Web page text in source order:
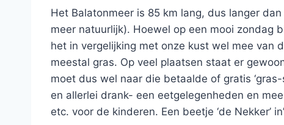
Het Balatonmeer is 85 km lang, dus langer
meer natuurlijk). Hoewel op een mooi zondag
het in vergelijking met onze kust wel mee van
meestal gras. Op veel plaatsen staat er
moet dus wel naar die betaalde of gratis
en allerlei drank- een eetgelegenheden en
etc. voor de kinderen. Een beetje ‘de Nekker’